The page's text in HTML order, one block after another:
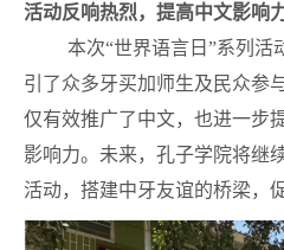
活动反响热烈， 提高中文影响
本次“世界语言日”系列活
引了众多牙买加师生及民众参
仅有效推广了中文，也进一步
影响力。未来，孔子学院将继
活动，搭建中牙友谊的桥梁，